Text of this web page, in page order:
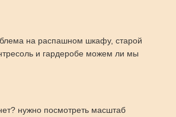
на распашном шкафу, старой
и гардеробе можем ли мы
нужно посмотреть масштаб